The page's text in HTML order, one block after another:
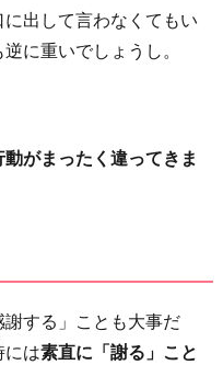
出して言わなくてもい
に重いでしょうし。
動がまったく違ってきま
する」ことも大事だ
には素直に「謝る」こと